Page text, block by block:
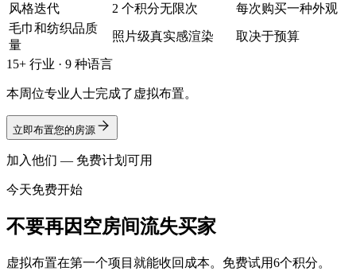
风格迭代
2 个积分无限次
每次购买一种外观
毛巾和纺织品质
量
照片级真实感渲染 取决于预算
15+ 行业 · 9 种语言
本周位专业人士完成了虚拟布置。
立即布置您的房源
加入他们 — 免费计划可用
今天免费开始
不要再因空房间流失买家
虚拟布置在第一个项目就能收回成本。免费试用6个积分。